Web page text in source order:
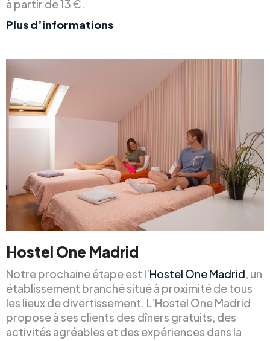
à partir de 13 €.
Plus d’informations
Hostel One Madrid
Notre prochaine étape est l’Hostel One Madrid, un
établissement branché situé à proximité de tous
les lieux de divertissement. L’Hostel One Madrid
propose à ses clients des dîners gratuits, des
activités agréables et des expériences dans la